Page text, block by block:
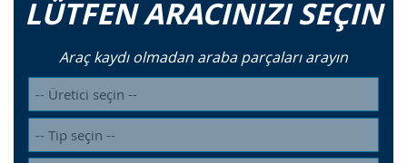
LÜTFEN ARACINIZI SEÇIN
Araç kaydı olmadan araba parçaları arayın